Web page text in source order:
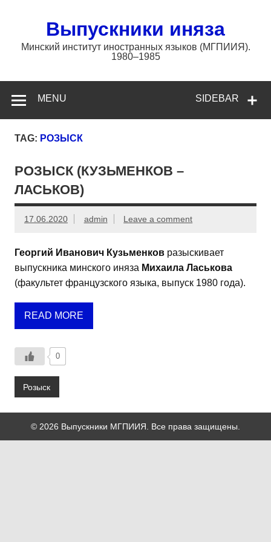
Выпускники иняза
Минский институт иностранных языков (МГПИИЯ).
1980–1985
SIDEBAR
MENU
TAG: РОЗЫСК
РОЗЫСК (КУЗЬМЕНКОВ –
ЛАСЬКОВ)
17.06.2020 admin Leave a comment
Георгий Иванович Кузьменков разыскивает
выпускника минского иняза Михаила Ласькова
(факультет французского языка, выпуск 1980 года).
READ MORE
0
Розыск
© 2026 Выпускники МГПИИЯ. Все права защищены.